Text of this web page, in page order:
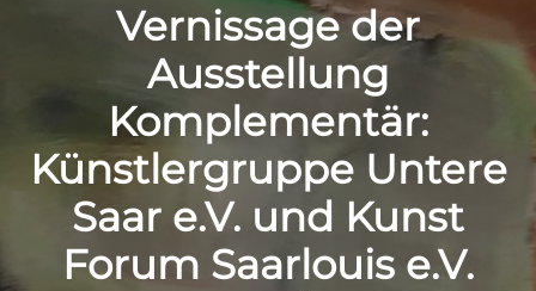
Vernissage der
Ausstellung
Komplementär:
Künstlergruppe Untere
Saar e.V. und Kunst
Forum Saarlouis e.V.